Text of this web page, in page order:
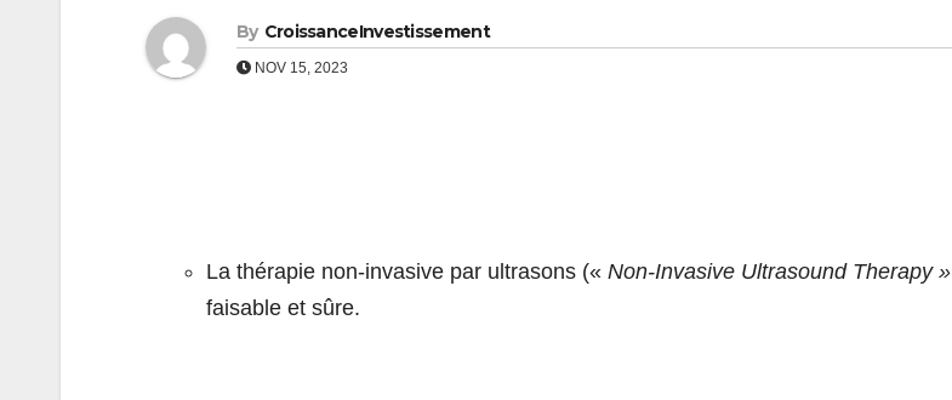
By CroissanceInvestissement
NOV 15, 2023
La thérapie non-invasive par ultrasons (« Non-Invasive Ultrasound Therapy »
faisable et sûre.